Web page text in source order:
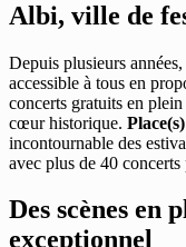
Albi, ville de
Depuis plusieurs
accessible à tous en
concerts gratuits en
cœur historique.
incontournable des
avec plus de 40
Des scènes en
exceptionnel